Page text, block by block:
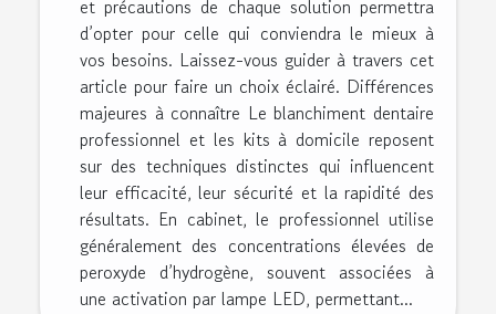
et précautions de chaque solution permettra
d’opter pour celle qui conviendra le mieux à
vos besoins. Laissez-vous guider à travers cet
article pour faire un choix éclairé. Différences
majeures à connaître Le blanchiment dentaire
professionnel et les kits à domicile reposent
sur des techniques distinctes qui influencent
leur efficacité, leur sécurité et la rapidité des
résultats. En cabinet, le professionnel utilise
généralement des concentrations élevées de
peroxyde d’hydrogène, souvent associées à
une activation par lampe LED, permettant...